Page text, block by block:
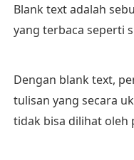
Blank text adalah
yang terbaca seperti
Dengan blank text,
tulisan yang secara
tidak bisa dilihat oleh